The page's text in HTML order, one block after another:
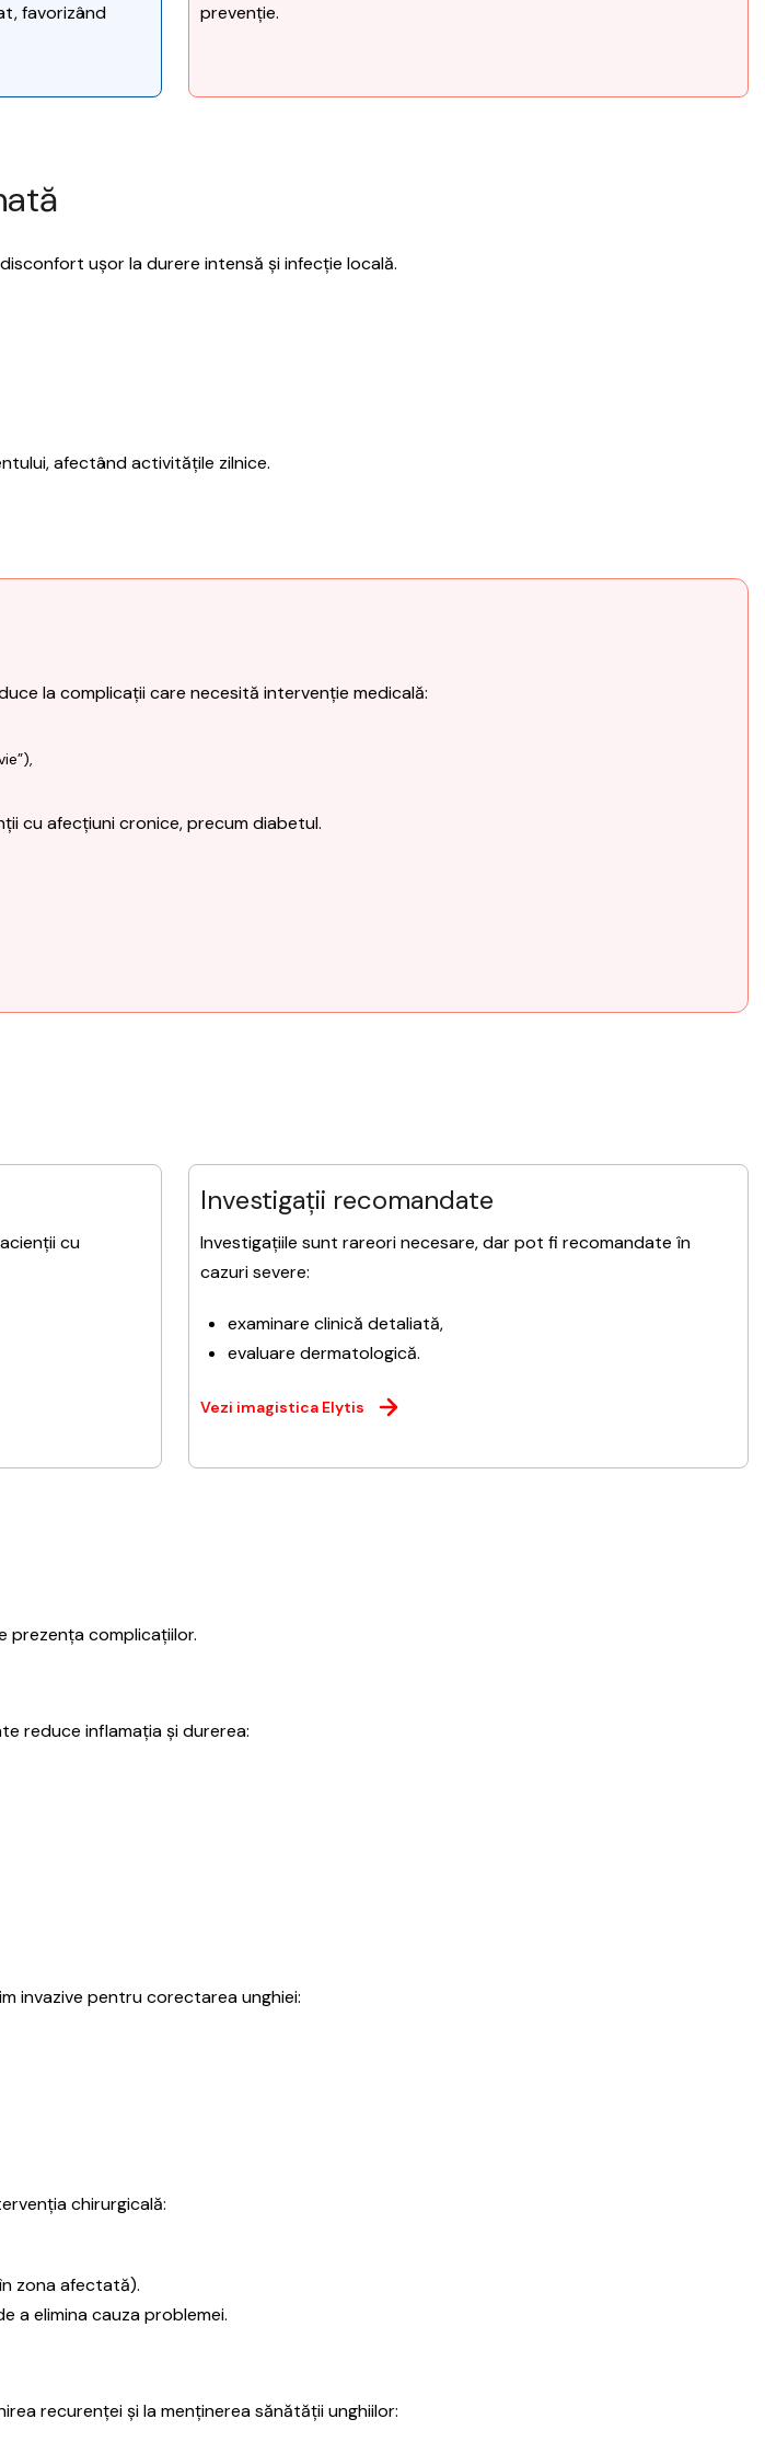
favorizând
prevenție.
ușor la durere intensă și infecție locală.
afectând activitățile zilnice.
la complicații care necesită intervenție medicală:
cu afecțiuni cronice, precum diabetul.
cu
Investigații recomandate
Investigațiile sunt rareori necesare, dar pot fi recomandate în
cazuri severe:
examinare clinică detaliată,
evaluare dermatologică.
Vezi imagistica Elytis
prezența complicațiilor.
reduce inflamația și durerea:
invazive pentru corectarea unghiei:
chirurgicală:
zona afectată).
a elimina cauza problemei.
recurenței și la menținerea sănătății unghiilor: